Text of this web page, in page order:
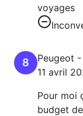
voyages
8 Peugeot -
11 avril
Pour moi
budget